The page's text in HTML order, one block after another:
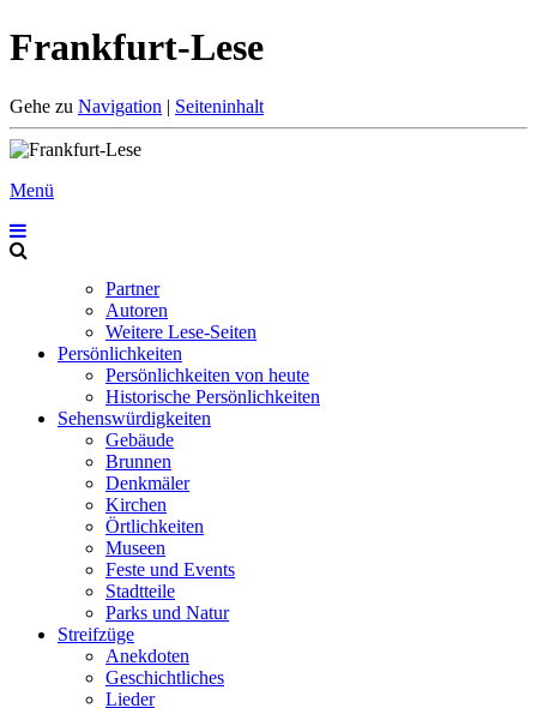
Frankfurt-Lese
Gehe zu Navigation | Seiteninhalt
Menü
Partner
Autoren
Weitere Lese-Seiten
Persönlichkeiten
Persönlichkeiten von heute
Historische Persönlichkeiten
Sehenswürdigkeiten
Gebäude
Brunnen
Denkmäler
Kirchen
Örtlichkeiten
Museen
Feste und Events
Stadtteile
Parks und Natur
Streifzüge
Anekdoten
Geschichtliches
Lieder